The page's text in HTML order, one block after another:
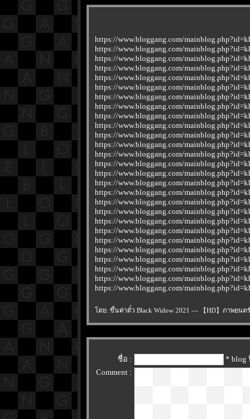
https://www.bloggang.com/
https://www.bloggang.com/
https://www.bloggang.com/
https://www.bloggang.com/
https://www.bloggang.com/
https://www.bloggang.com/
https://www.bloggang.com/
https://www.bloggang.com/
https://www.bloggang.com/
https://www.bloggang.com/
https://www.bloggang.com/
https://www.bloggang.com/
https://www.bloggang.com/
https://www.bloggang.com/
https://www.bloggang.com/
https://www.bloggang.com/
https://www.bloggang.com/
https://www.bloggang.com/
https://www.bloggang.com/
https://www.bloggang.com/
https://www.bloggang.com/
https://www.bloggang.com/
https://www.bloggang.com/
https://www.bloggang.com/
https://www.bloggang.com/
https://www.bloggang.com/
https://www.bloggang.com/
ดย: ขึ้นค่าตั๋ว Black Widow 2021 — 【HD】ภาพยนต
ชื่อ :
* blog
Comment :